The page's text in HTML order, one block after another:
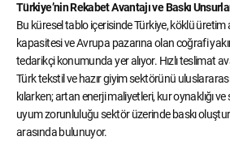
Türkiye’nin Rekabet Avantajı ve Baskı
Bu küresel tablo içerisinde Türkiye, köklü üretim
kapasitesi ve Avrupa pazarına olan coğrafi
tedarikçi konumunda yer alıyor. Hızlı teslimat
Türk tekstil ve hazır giyim sektörünü
kılarken; artan enerji maliyetleri, kur oynaklığı
uyum zorunluluğu sektör üzerinde baskı
arasında bulunuyor.